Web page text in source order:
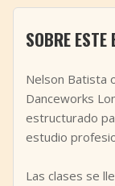
+ Añadir
SOBRE ESTE
Nelson Batista
Danceworks
estructurado
estudio
Las clases se